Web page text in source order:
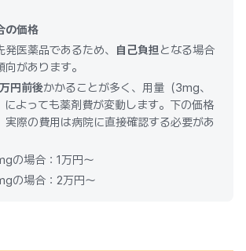
の価格
医薬品であるため、
自己負担 となる場合
があります。
円前後かかることが多く、用量（3mg、
よっても薬剤費が変動します。下の価格
実際の費用は病院に直接確認する必要があ
の場合：1万円～
の場合：2万円～